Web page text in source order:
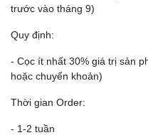
trước vào tháng 9)
Quy định:
- Cọc ít nhất 30% giá trị sản
hoặc chuyển khoản)
Thời gian Order:
- 1-2 tuần